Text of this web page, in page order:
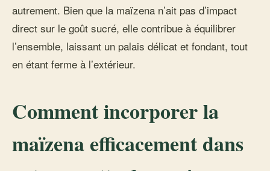
autrement. Bien que la maïzena n’ait pas d’impact
direct sur le goût sucré, elle contribue à équilibrer
l’ensemble, laissant un palais délicat et fondant, tout
en étant ferme à l’extérieur.
Comment incorporer la
maïzena efficacement dans